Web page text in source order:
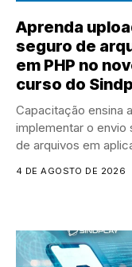
Aprenda
seguro de
em PHP no
curso do
Capacitação ensina a
implementar o envio
de arquivos em
4 DE AGOSTO DE 2026